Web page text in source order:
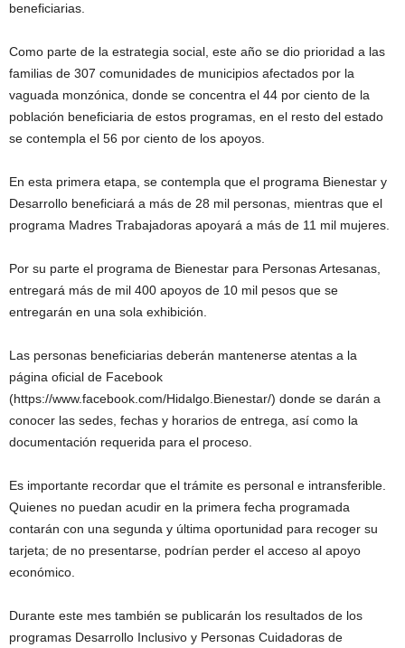
beneficiarias.
Como parte de la estrategia social, este año se dio prioridad a las
familias de 307 comunidades de municipios afectados por la
vaguada monzónica, donde se concentra el 44 por ciento de la
población beneficiaria de estos programas, en el resto del estado
se contempla el 56 por ciento de los apoyos.
En esta primera etapa, se contempla que el programa Bienestar y
Desarrollo beneficiará a más de 28 mil personas, mientras que el
programa Madres Trabajadoras apoyará a más de 11 mil mujeres.
Por su parte el programa de Bienestar para Personas Artesanas,
entregará más de mil 400 apoyos de 10 mil pesos que se
entregarán en una sola exhibición.
Las personas beneficiarias deberán mantenerse atentas a la
página oficial de Facebook
(https://www.facebook.com/Hidalgo.Bienestar/) donde se darán a
conocer las sedes, fechas y horarios de entrega, así como la
documentación requerida para el proceso.
Es importante recordar que el trámite es personal e intransferible.
Quienes no puedan acudir en la primera fecha programada
contarán con una segunda y última oportunidad para recoger su
tarjeta; de no presentarse, podrían perder el acceso al apoyo
económico.
Durante este mes también se publicarán los resultados de los
programas Desarrollo Inclusivo y Personas Cuidadoras de